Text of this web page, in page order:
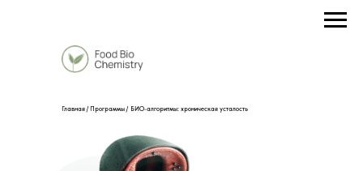
Главная / Программы / БИО-алгоритмы: хроническая усталость